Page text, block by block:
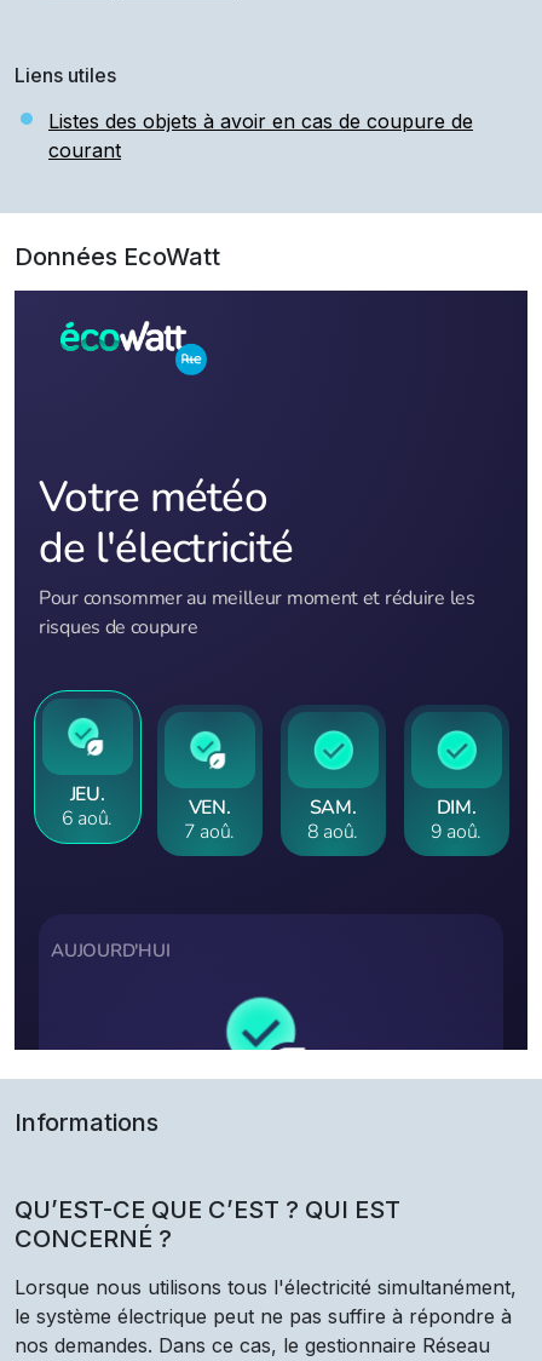
Liens utiles
Listes des objets à avoir en cas de coupure de
courant
Données EcoWatt
Informations
QU’EST-CE QUE C’EST ? QUI EST
CONCERNÉ ?
Lorsque nous utilisons tous l'électricité simultanément,
le système électrique peut ne pas suffire à répondre à
nos demandes. Dans ce cas, le gestionnaire Réseau